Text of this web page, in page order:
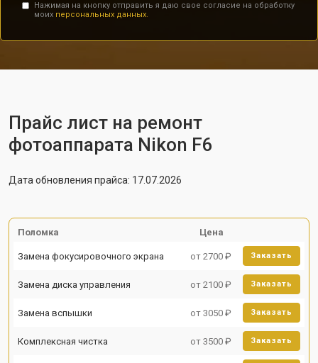
Нажимая на кнопку отправить я даю свое согласие на обработку
моих персональных данных.
Прайс лист на ремонт
фотоаппарата Nikon F6
Дата обновления прайса: 17.07.2026
Поломка Цена
Замена фокусировочного экрана от 2700 ₽ Заказать
Замена диска управления от 2100 ₽ Заказать
Замена вспышки от 3050 ₽ Заказать
Комплексная чистка от 3500 ₽ Заказать